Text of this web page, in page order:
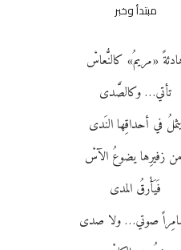
مبتدأ وخبر
«مريمُ» كالنُّعاسْ
تأتي… وكالصَّدى
يثملُ في أحداقِها النَدى
زفيرِها يضوعُ الآسْ
فَيَأْرقُ المدى
صوتي… ولا صدى